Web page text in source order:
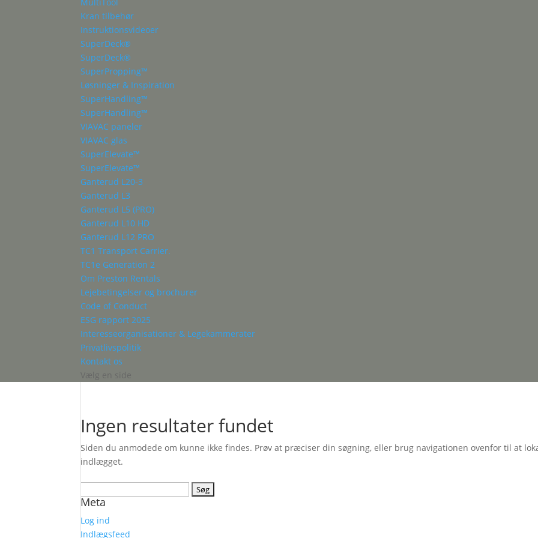
Kran tilbehør
Instruktionsvideoer
SuperDeck®
SuperDeck®
SuperPropping™
Løsninger & Inspiration
SuperHandling™
SuperHandling™
VIAVAC paneler
VIAVAC glas
SuperElevate™
SuperElevate™
Ganterud L20-3
Ganterud L3
Ganterud L5 (PRO)
Ganterud L10 HD
Ganterud L12 PRO
TC1 Transport Carrier.
TC1e Generation 2
Om Preston Rentals
Lejebetingelser og brochurer
Code of Conduct
ESG rapport 2025
Interesseorganisationer & Legekammerater
Privatlivspolitik
Kontakt os
Vælg en side
Ingen resultater fundet
Siden du anmodede om kunne ikke findes. Prøv at præciser din søgning, eller brug navigationen ovenfor til at
indlægget.
efter:
Meta
Log ind
Indlægsfeed